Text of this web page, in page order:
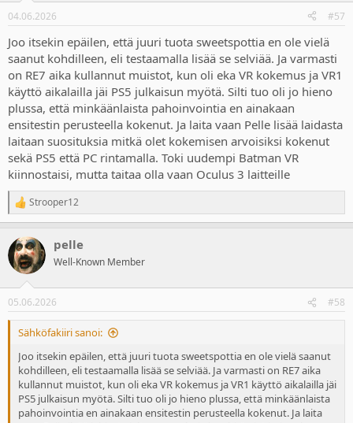
s
04.06.2026 #57
Joo itsekin epäilen, että juuri tuota sweetspottia en ole vielä
saanut kohdilleen, eli testaamalla lisää se selviää. Ja varmasti
on RE7 aika kullannut muistot, kun oli eka VR kokemus ja VR1
käyttö aikalailla jäi PS5 julkaisun myötä. Silti tuo oli jo hieno
plussa, että minkäänlaista pahoinvointia en ainakaan
ensitestin perusteella kokenut. Ja laita vaan Pelle lisää laidasta
laitaan suosituksia mitkä olet kokemisen arvoisiksi kokenut
sekä PS5 että PC rintamalla. Toki uudempi Batman VR
kiinnostaisi, mutta taitaa olla vaan Oculus 3 laitteille
R
e
c
t
i
s
:
Strooper12
pelle
Well-Known Member
05.06.2026 #58
Sähköfakiiri sanoi:
Joo itsekin epäilen, että juuri tuota sweetspottia en ole vielä saanut
kohdilleen, eli testaamalla lisää se selviää. Ja varmasti on RE7 aika
kullannut muistot, kun oli eka VR kokemus ja VR1 käyttö aikalailla jäi
PS5 julkaisun myötä. Silti tuo oli jo hieno plussa, että minkäänlaista
pahoinvointia en ainakaan ensitestin perusteella kokenut. Ja laita